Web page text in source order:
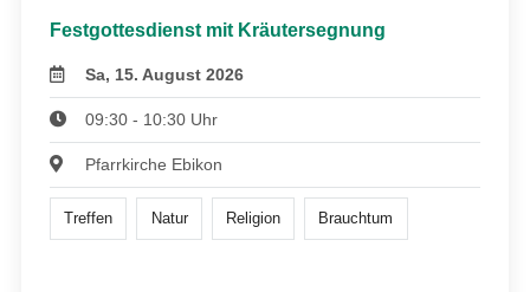
Festgottesdienst mit Kräutersegnung
Sa, 15. August 2026
09:30 - 10:30 Uhr
Pfarrkirche Ebikon
Treffen Natur Religion Brauchtum